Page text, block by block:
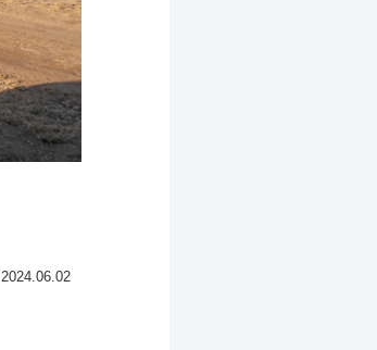
2024.06.02